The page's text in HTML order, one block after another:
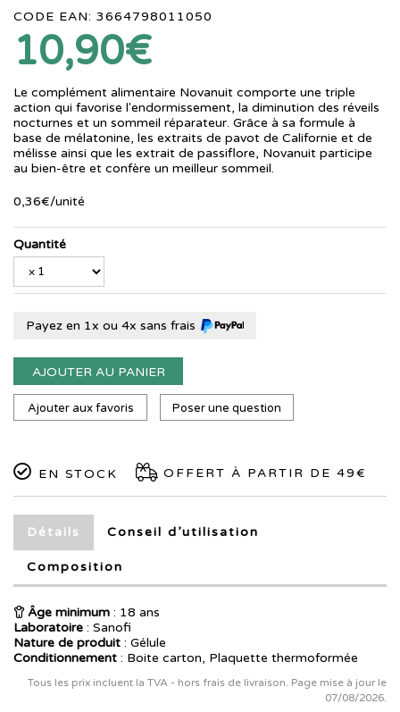
CODE EAN: 3664798011050
10,90€
Le complément alimentaire Novanuit comporte une triple
action qui favorise l'endormissement, la diminution des réveils
nocturnes et un sommeil réparateur. Grâce à sa formule à
base de mélatonine, les extraits de pavot de Californie et de
mélisse ainsi que les extrait de passiflore, Novanuit participe
au bien-être et confère un meilleur sommeil.
0,36€/unité
Quantité
Payez en 1x ou 4x sans frais
AJOUTER AU PANIER
Ajouter aux favoris Poser une question
EN STOCK OFFERT À PARTIR DE 49€
Détails Conseil d’utilisation
Composition
Âge minimum : 18 ans
Laboratoire : Sanofi
Nature de produit : Gélule
Conditionnement : Boite carton, Plaquette thermoformée
Tous les prix incluent la TVA - hors frais de livraison. Page mise à jour le
07/08/2026.